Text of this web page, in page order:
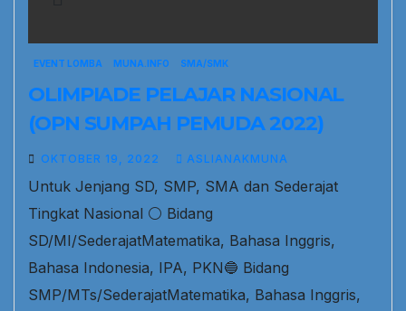
EVENT LOMBA MUNA.INFO SMA/SMK
OLIMPIADE PELAJAR NASIONAL
(OPN SUMPAH PEMUDA 2022)
OKTOBER 19, 2022 ASLIANAKMUNA
Untuk Jenjang SD, SMP, SMA dan Sederajat
Tingkat Nasional ⚪ Bidang
SD/MI/SederajatMatematika, Bahasa Inggris,
Bahasa Indonesia, IPA, PKN🔵 Bidang
SMP/MTs/SederajatMatematika, Bahasa Inggris,